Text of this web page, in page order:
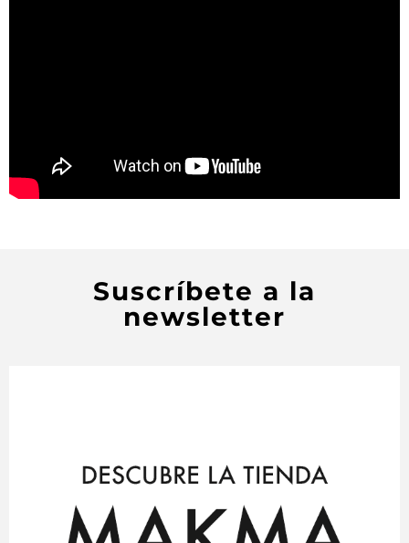
Suscríbete a la
newsletter